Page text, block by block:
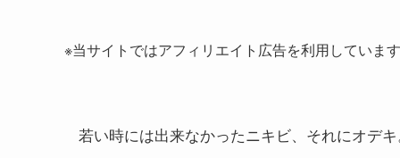
※当サイトではアフィリエイト広告を利用しています
若い時には出来なかったニキビ、それにオデ